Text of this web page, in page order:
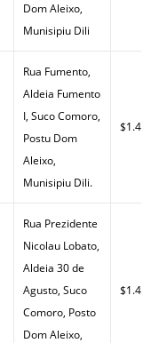
Dom Aleixo,
Munisipiu Dili
Rua Fumento,
Aldeia Fumento
I, Suco Comoro,
Postu Dom
Aleixo,
Munisipiu Dili.
$1.48
Rua Prezidente
Nicolau Lobato,
Aldeia 30 de
Agusto, Suco
Comoro, Posto
Dom Aleixo,
$1.40